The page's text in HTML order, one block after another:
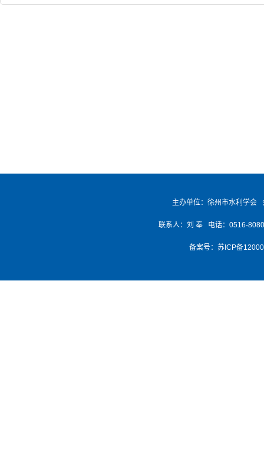
主办单位：徐州市水利学会
联系人：刘 奉 电话：0516-
备案号： 苏ICP备